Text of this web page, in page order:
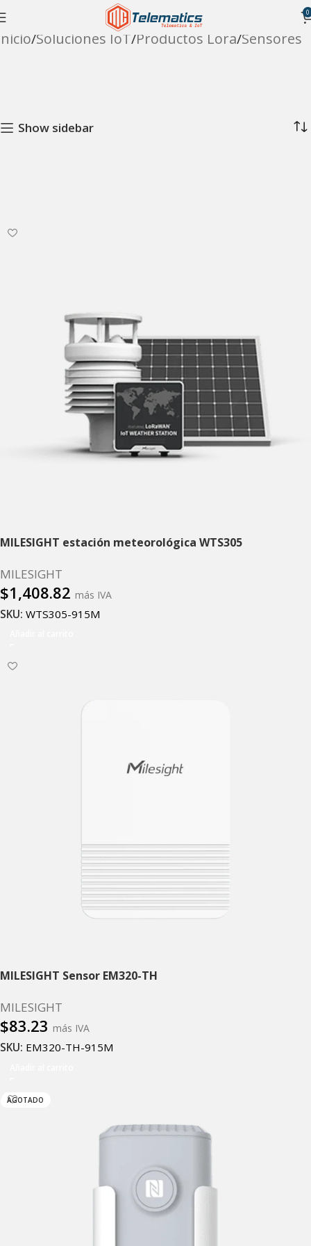
0
Soluciones IoT Productos Lora Sensores
Show sidebar
MILESIGHT estación meteorológica WTS305
MILESIGHT
$1,408.82 más IVA
SKU: WTS305-915M
MILESIGHT Sensor EM320-TH
MILESIGHT
$83.23 más IVA
SKU: EM320-TH-915M
AGOTADO